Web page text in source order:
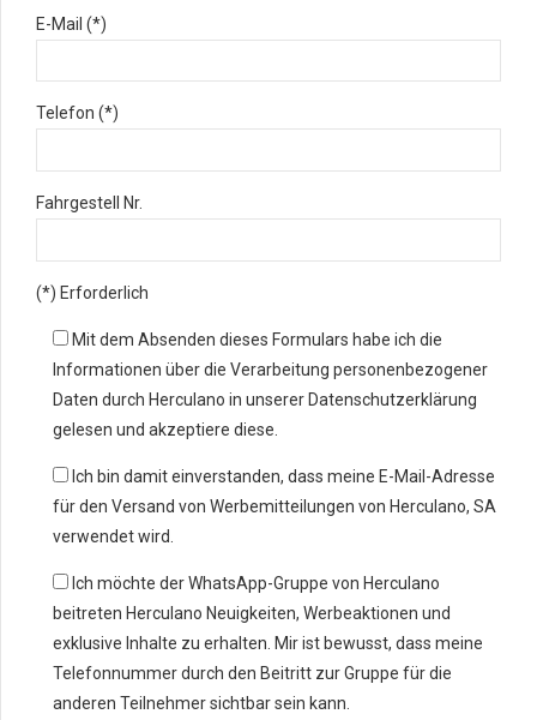
E-Mail (*)
Telefon (*)
Fahrgestell Nr.
(*) Erforderlich
Mit dem Absenden dieses Formulars habe ich die
Informationen über die Verarbeitung personenbezogener
Daten durch Herculano in unserer Datenschutzerklärung
gelesen und akzeptiere diese.
Ich bin damit einverstanden, dass meine E-Mail-Adresse
für den Versand von Werbemitteilungen von Herculano, SA
verwendet wird.
Ich möchte der WhatsApp-Gruppe von Herculano
beitreten Herculano Neuigkeiten, Werbeaktionen und
exklusive Inhalte zu erhalten. Mir ist bewusst, dass meine
Telefonnummer durch den Beitritt zur Gruppe für die
anderen Teilnehmer sichtbar sein kann.